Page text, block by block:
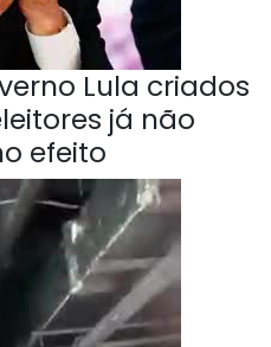
Lula criados
já não
efeito